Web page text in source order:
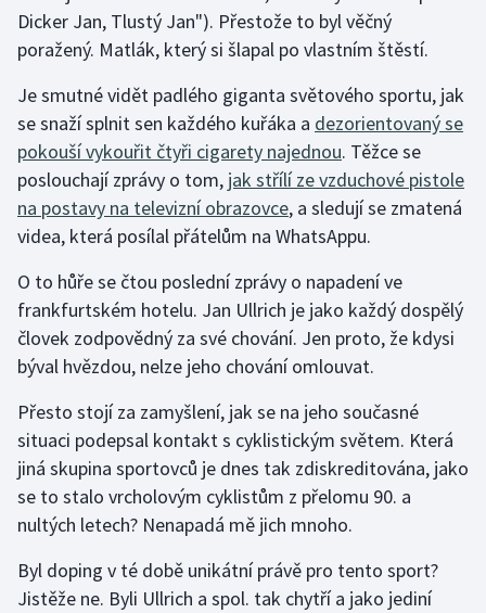
Dicker Jan, Tlustý Jan"). Přestože to byl věčný
poražený. Matlák, který si šlapal po vlastním štěstí.
Je smutné vidět padlého giganta světového sportu, jak
se snaží splnit sen každého kuřáka a dezorientovaný se
pokouší vykouřit čtyři cigarety najednou. Těžce se
poslouchají zprávy o tom, jak střílí ze vzduchové pistole
na postavy na televizní obrazovce, a sledují se zmatená
videa, která posílal přátelům na WhatsAppu.
O to hůře se čtou poslední zprávy o napadení ve
frankfurtském hotelu. Jan Ullrich je jako každý dospělý
človek zodpovědný za své chování. Jen proto, že kdysi
býval hvězdou, nelze jeho chování omlouvat.
Přesto stojí za zamyšlení, jak se na jeho současné
situaci podepsal kontakt s cyklistickým světem. Která
jiná skupina sportovců je dnes tak zdiskreditována, jako
se to stalo vrcholovým cyklistům z přelomu 90. a
nultých letech? Nenapadá mě jich mnoho.
Byl doping v té době unikátní právě pro tento sport?
Jistěže ne. Byli Ullrich a spol. tak chytří a jako jediní